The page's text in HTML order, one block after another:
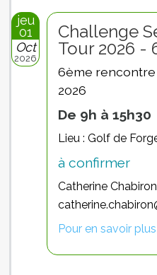
jeu
01
Oct
2026
Challenge
Tour 2026 -
6ème rencontre
2026
De 9h à 15h30
Lieu : Golf de
à confirmer
Catherine
Pour en savoir plus